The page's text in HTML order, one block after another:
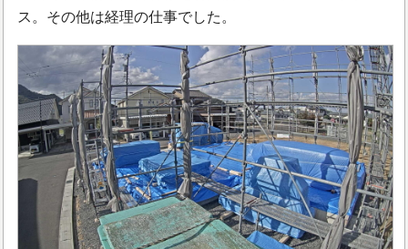
ス。その他は経理の仕事でした。